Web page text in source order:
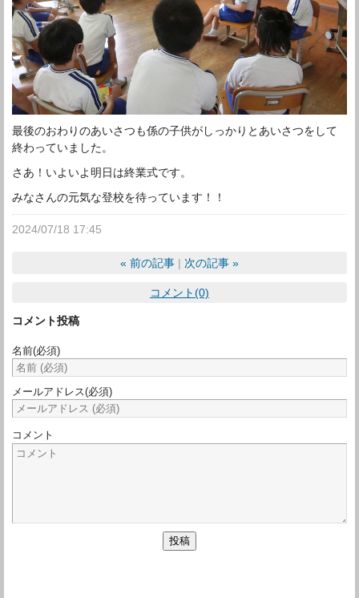
最後のおわりのあいさつも係の子供がしっかりとあいさつをして
終わっていました。
さあ！いよいよ明日は終業式です。
みなさんの元気な登校を待っています！！
2024/07/18 17:45
« 前の記事 次の記事 »
コメント(0)
コメント投稿
名前(必須)
メールアドレス(必須)
コメント